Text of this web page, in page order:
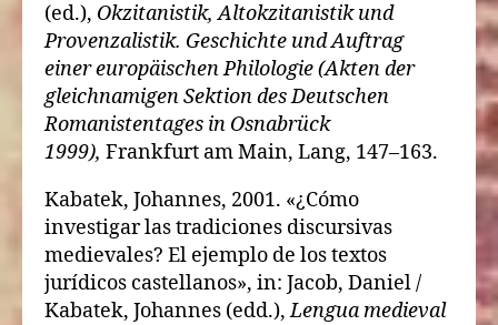
(ed.), Okzitanistik, Altokzitanistik und
Provenzalistik. Geschichte und Auftrag
einer europäischen Philologie (Akten der
gleichnamigen Sektion des Deutschen
Romanistentages in Osnabrück
1999), Frankfurt am Main, Lang, 147–163.
Kabatek, Johannes, 2001. «¿Cómo
investigar las tradiciones discursivas
medievales? El ejemplo de los textos
jurídicos castellanos», in: Jacob, Daniel /
Kabatek, Johannes (edd.),Lengua medieval